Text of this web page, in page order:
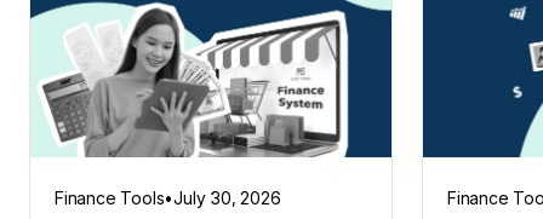
Finance Tools•July 30, 2026 Finance